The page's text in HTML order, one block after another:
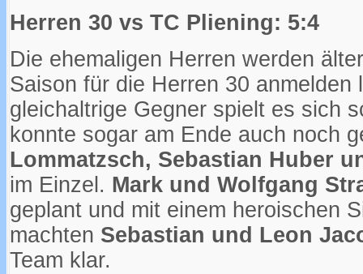
Herren 30 vs TC Pliening: 5:4
Die ehemaligen Herren werden
Saison für die Herren 30
gleichaltrige Gegner spielt es sich
konnte sogar am Ende auch noch
Lommatzsch, Sebastian Huber
im Einzel. Mark und Wolfgang
geplant und mit einem heroischen
machten Sebastian und Leon
Team klar.